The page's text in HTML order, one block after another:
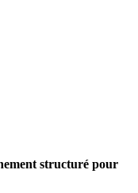
structuré pour